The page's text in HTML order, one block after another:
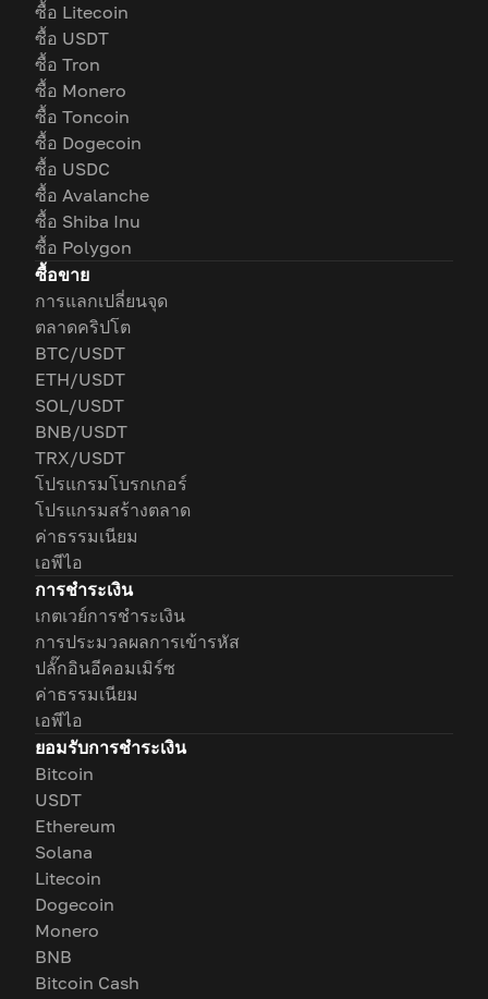
ซื้อ Litecoin
ซื้อ USDT
ซื้อ Tron
ซื้อ Monero
ซื้อ Toncoin
ซื้อ Dogecoin
ซื้อ USDC
ซื้อ Avalanche
ซื้อ Shiba Inu
ซื้อ Polygon
ซื้อขาย
การแลกเปลี่ยนจุด
ตลาดคริปโต
BTC/USDT
ETH/USDT
SOL/USDT
BNB/USDT
TRX/USDT
โปรแกรมโบรกเกอร์
โปรแกรมสร้างตลาด
ค่าธรรมเนียม
เอพีไอ
การชำระเงิน
เกตเวย์การชำระเงิน
การประมวลผลการเข้ารหัส
ปลั๊กอินอีคอมเมิร์ซ
ค่าธรรมเนียม
เอพีไอ
ยอมรับการชำระเงิน
Bitcoin
USDT
Ethereum
Solana
Litecoin
Dogecoin
Monero
BNB
Bitcoin Cash